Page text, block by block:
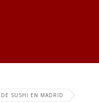
DE SUSHI EN MADRID